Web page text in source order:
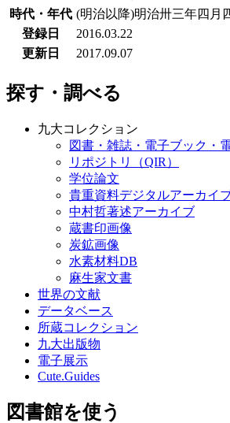
時代・年代 (明治以降)明治卅三年四月
登録日
2016.03.22
更新日
2017.09.07
探す・調べる
九大コレクション
図書・雑誌・電子ブック・
リポジトリ（QIR）
学位論文
貴重資料デジタルアーカイ
中村哲著述アーカイブ
蔵書印画像
炭鉱画像
水素材料DB
麻生家文書
世界の文献
データベース
所蔵コレクション
九大出版物
電子展示
Cute.Guides
図書館を使う